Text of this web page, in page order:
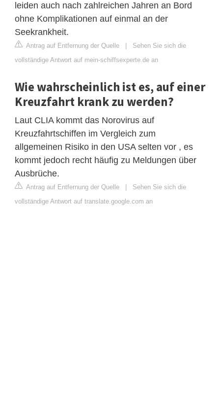
leiden auch nach zahlreichen Jahren an Bord
ohne Komplikationen auf einmal an der
Seekrankheit.
Antrag auf Entfernung der Quelle
Sehen Sie sich die
vollständige Antwort auf mein-schiffsexperte.de an
Wie wahrscheinlich ist es, auf einer
Kreuzfahrt krank zu werden?
Laut CLIA kommt das Norovirus auf
Kreuzfahrtschiffen im Vergleich zum
allgemeinen Risiko in den USA selten vor , es
kommt jedoch recht häufig zu Meldungen über
Ausbrüche.
Antrag auf Entfernung der Quelle
Sehen Sie sich die
vollständige Antwort auf translate.google.com an